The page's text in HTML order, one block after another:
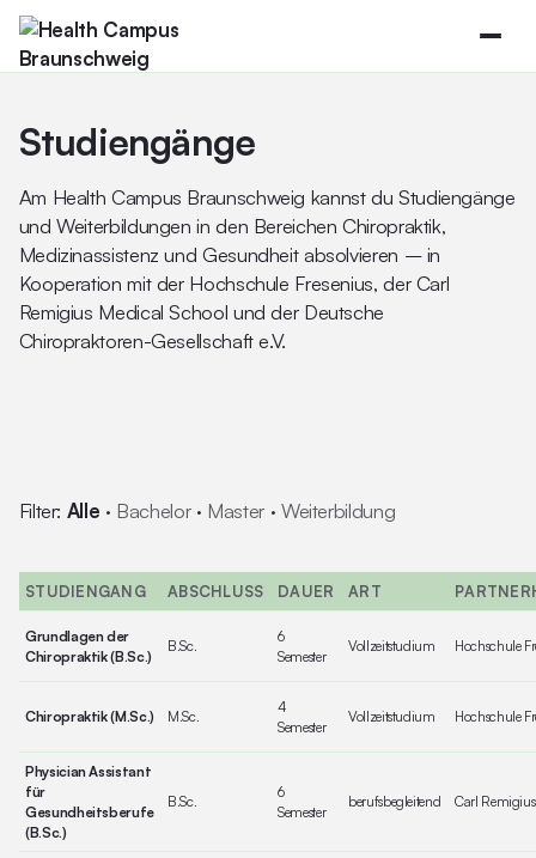
Studiengänge
Am Health Campus Braunschweig kannst du Studiengänge
und Weiterbildungen in den Bereichen Chiropraktik,
Medizinassistenz und Gesundheit absolvieren – in
Kooperation mit der Hochschule Fresenius, der Carl
Remigius Medical School und der Deutsche
Chiropraktoren-Gesellschaft e.V.
Filter: Alle · Bachelor· Master · Weiterbildung
STUDIENGANG ABSCHLUSS DAUER ART
Grundlagen der
Chiropraktik (B.Sc.)
B.Sc.
6
Semester
Vollzeitstudium Hochschule
Chiropraktik (M.Sc.) M.Sc.
4
Semester
Vollzeitstudium Hochschule
Physician Assistant
für
Gesundheitsberufe
(B.Sc.)
B.Sc.
6
Semester
berufsbegleitend Carl